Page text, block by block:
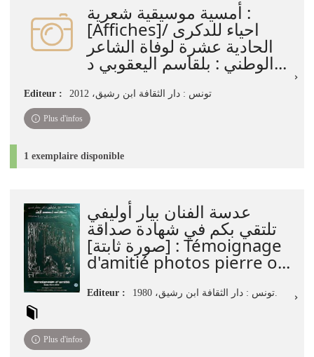
أمسية موسيقية شعرية :
[Affiches]/ احياء للدكرى
الحادية عشرة لوفاة الشاعر
الوطني : بلقاسم اليعقوبي د...
Editeur : تونس : دار الثقافة ابن رشيق، 2012
Plus d'infos
1 exemplaire disponible
عدسة الفنان بيار أوليفي
تلتقي بكم في شهادة صداقة
[صورة ثابتة] : Témoignage
d'amitié photos pierre o...
Editeur : تونس : دار الثقافة ابن رشيق، 1980.
Plus d'infos